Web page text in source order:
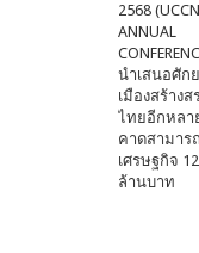
2568 (UCCN
ANNUAL
นำเสนอศัก
เมืองสร้าง
ไทยอีกหลา
คาดสามาร
เศรษฐกิจ
ล้านบาท